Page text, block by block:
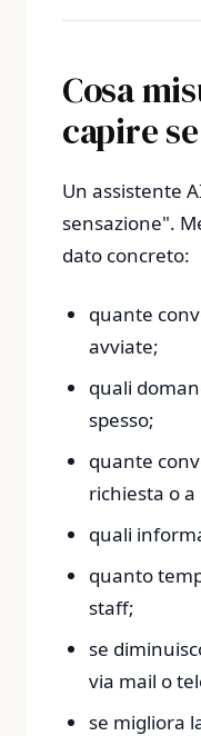
Cosa
capire
Un assistente
sensazione".
dato concreto:
quante
avviate;
quali
spesso;
quante
richiesta o
quali
quanto
staff;
se
via mail o
se migliora